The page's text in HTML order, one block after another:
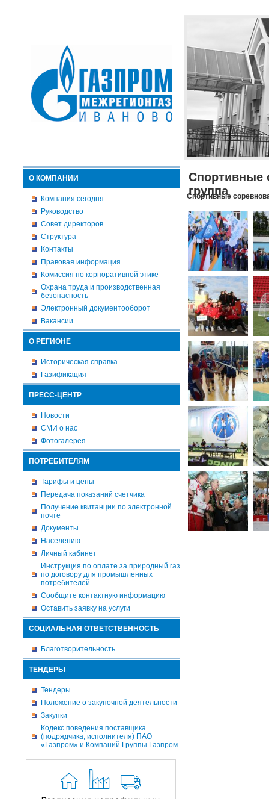
О КОМПАНИИ
Компания сегодня
Руководство
Совет директоров
Структура
Контакты
Правовая информация
Комиссия по корпоративной этике
Охрана труда и производственная
безопасность
Электронный документооборот
Вакансии
О РЕГИОНЕ
Историческая справка
Газификация
ПРЕСС-ЦЕНТР
Новости
СМИ о нас
Фотогалерея
ПОТРЕБИТЕЛЯМ
Тарифы и цены
Передача показаний счетчика
Получение квитанции по электронной
почте
Документы
Населению
Личный кабинет
Инструкция по оплате за природный газ
по договору для промышленных
потребителей
Сообщите контактную информацию
Оставить заявку на услуги
СОЦИАЛЬНАЯ ОТВЕТСТВЕННОСТЬ
Благотворительность
ТЕНДЕРЫ
Тендеры
Положение о закупочной деятельности
Закупки
Кодекс поведения поставщика
(подрядчика, исполнителя) ПАО
«Газпром» и Компаний Группы Газпром
Спортивные
группа
Спортивные